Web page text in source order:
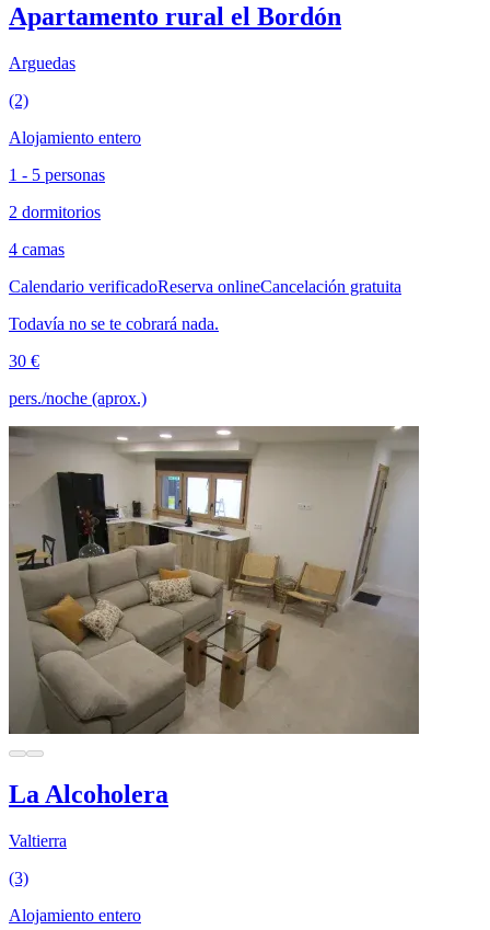
Apartamento rural el Bordón
Arguedas
(2)
Alojamiento entero
1 - 5 personas
2 dormitorios
4 camas
Calendario verificadoReserva onlineCancelación gratuita
Todavía no se te cobrará nada.
30 €
pers./noche (aprox.)
La Alcoholera
Valtierra
(3)
Alojamiento entero